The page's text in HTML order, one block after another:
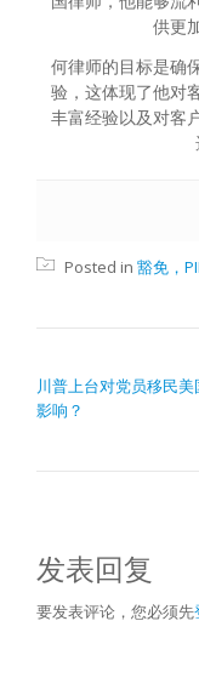
供更
何律师的目标是确
验，这体现了他对
丰富经验以及对客
Posted in 豁免，
川普上台对党员移民
影响？
发表回复
要发表评论，您必须先